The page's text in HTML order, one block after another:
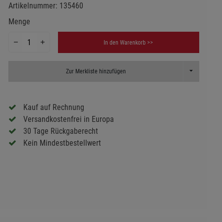
Artikelnummer: 135460
Menge
In den Warenkorb >>
Zur Merkliste hinzufügen Toggle
Kauf auf Rechnung
Versandkostenfrei in Europa
30 Tage Rückgaberecht
Kein Mindestbestellwert